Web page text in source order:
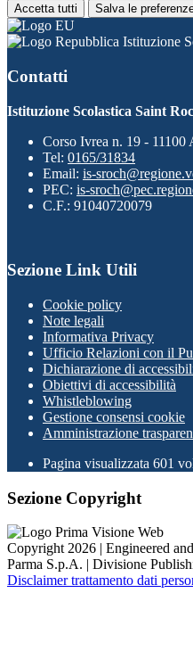
Accetta tutti Salva le
Istituzione
Contatti
Istituzione Scolastica Saint
Corso Ivrea n. 19 - 11100
Tel: 0165/31834
Email: is-
PEC: is-
C.F.: 91040720079
Sezione Link Utili
Cookie policy
Note legali
Informativa Privacy
Ufficio Relazioni con il
Dichiarazione di
Obiettivi di accessibilità
Whistleblowing
Gestione consensi cookie
Amministrazione
Pagina visualizzata 601
Sezione Copyright
Copyright 2026 | Engineered
Parma S.p.A. | Divisione
Disclaimer trattamento dati